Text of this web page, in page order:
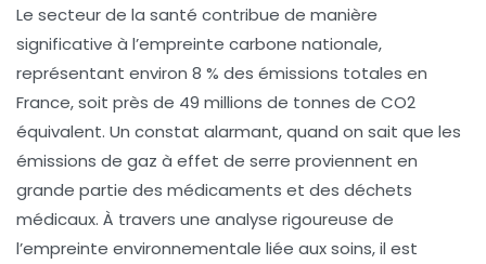
Le secteur de la santé contribue de manière
significative à l’empreinte carbone nationale,
représentant environ 8 % des émissions totales en
France, soit près de 49 millions de tonnes de CO2
équivalent. Un constat alarmant, quand on sait que les
émissions de gaz à effet de serre proviennent en
grande partie des médicaments et des déchets
médicaux. À travers une analyse rigoureuse de
l’empreinte environnementale liée aux soins, il est